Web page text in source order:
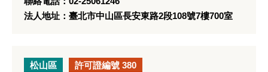
法人地址：臺北市中山區長安東路2段108號7樓700室
松山區 許可證編號 380